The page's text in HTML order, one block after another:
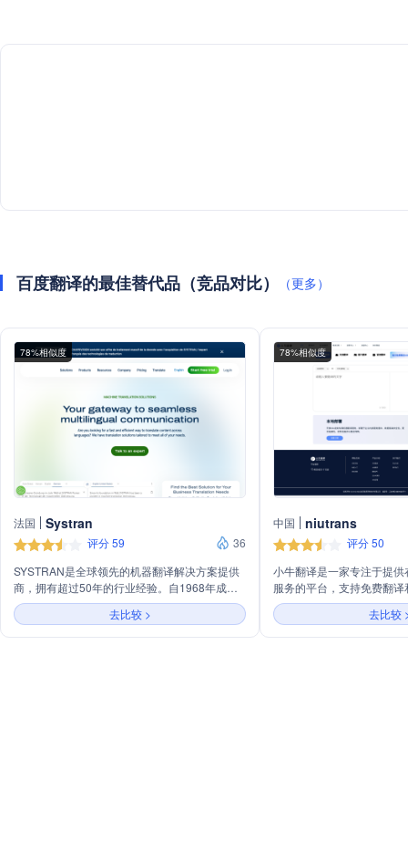
百度翻译的最佳替代品（竞品对比） （更多）
78%相似度
法国 Systran
评分 59
36
SYSTRAN是全球领先的机器翻译解决方案提供
商，拥有超过50年的行业经验。自1968年成立
以来，SYSTRAN一直致力于通过先进的语言翻
译技术，打破语言障碍，促进全球沟通。公司提
供包括服务器、私有云、企业级和专业级等多种
去比较 >
78%相似度
中国 niutrans
评分 50
小牛翻译是一家专注于提
服务的平台，支持免费翻
供多元化的机器翻译解决
国产化、移动智能设备和
行业需求。同时，小牛翻
去比较